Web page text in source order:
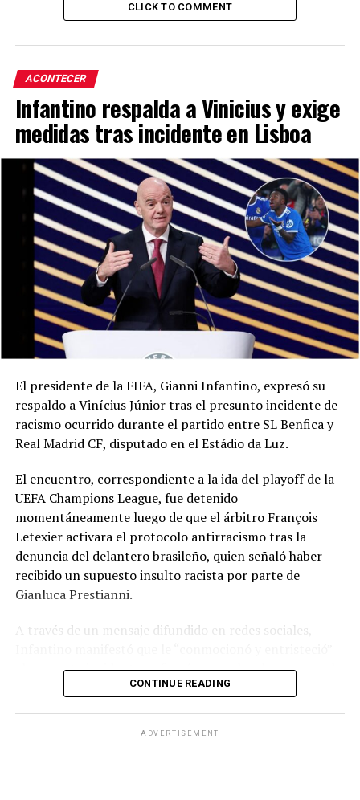
CLICK TO COMMENT
ACONTECER
Infantino respalda a Vinicius y exige
medidas tras incidente en Lisboa
El presidente de la FIFA, Gianni Infantino, expresó su
respaldo a Vinícius Júnior tras el presunto incidente de
racismo ocurrido durante el partido entre SL Benfica y
Real Madrid CF, disputado en el Estádio da Luz.
El encuentro, correspondiente a la ida del playoff de la
UEFA Champions League, fue detenido
momentáneamente luego de que el árbitro François
Letexier activara el protocolo antirracismo tras la
denuncia del delantero brasileño, quien señaló haber
recibido un supuesto insulto racista por parte de
Gianluca Prestianni.
A través de un mensaje difundido en redes sociales,
el presunto incidente y afirmó que no hay lugar para el
racismo en el futbol ni en la sociedad. Señaló que es
medidas y que se investiguen los hechos para exigir
CONTINUE READING
ADVERTISEMENT